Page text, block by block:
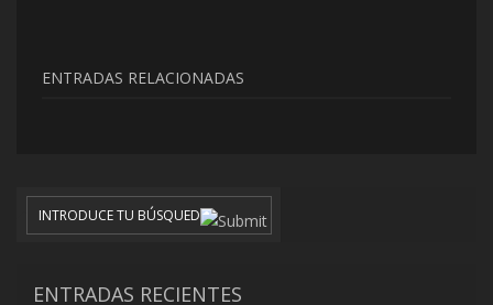
ENTRADAS RELACIONADAS
ENTRADAS RECIENTES